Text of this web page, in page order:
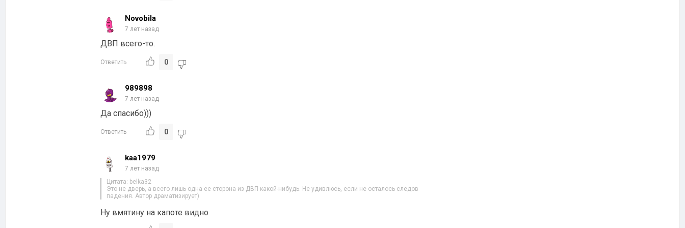
Novobila
7 лет назад
ДВП всего-то.
Ответить 0
989898
7 лет назад
Да спасибо)))
Ответить 0
kaa1979
7 лет назад
Цитата: belka32
Это не дверь, а всего лишь одна ее сторона из ДВП какой-нибудь. Не удивлюсь, если не осталось следов
падения. Автор драматизирует)
Ну вмятину на капоте видно